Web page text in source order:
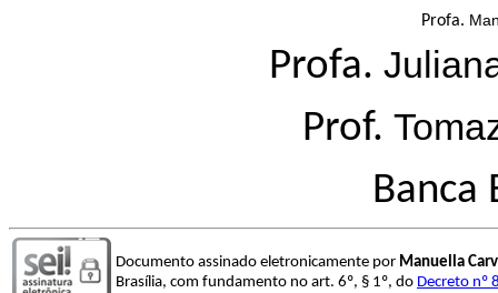
Profa.
Profa.
Prof.
Banca
Documento assinado eletronicamente por Manuella
Brasília, com fundamento no art. 6º, § 1º, do Decreto nº